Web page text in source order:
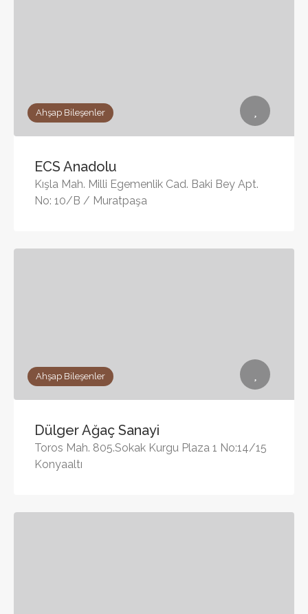
Ahşap Bileşenler
ECS Anadolu
Kışla Mah. Milli Egemenlik Cad. Baki Bey Apt.
No: 10/B / Muratpaşa
Ahşap Bileşenler
Dülger Ağaç Sanayi
Toros Mah. 805.Sokak Kurgu Plaza 1 No:14/15
Konyaaltı